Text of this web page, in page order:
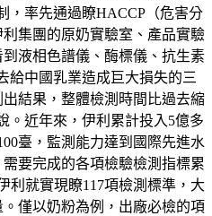
，率先通過瞭HACCP（危害分
集團的原奶實驗室、產品實驗
液相色譜儀、酶標儀、抗生素
給中國乳業造成巨大損失的三
結果，整體檢測時間比過去縮
。近年來，伊利累計投入5億多
臺，監測能力達到國際先進水
要完成的各項檢驗檢測指標累
利就實現瞭117項檢測標準，大
僅以奶粉為例，出廠必檢的項